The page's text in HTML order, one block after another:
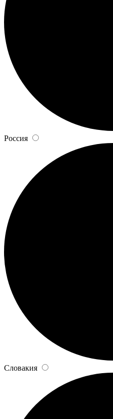
Россия
Словакия